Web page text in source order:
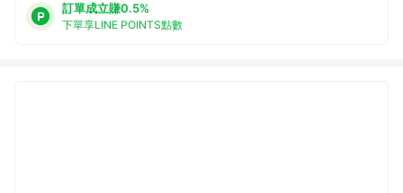
訂單成立賺0.5%
下單享LINE POINTS點數